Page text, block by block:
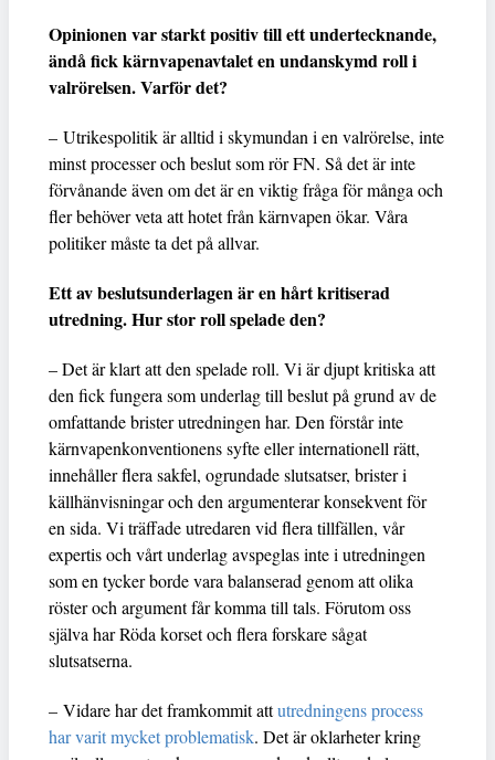
Opinionen var starkt positiv till ett undertecknande,
ändå fick kärnvapenavtalet en undanskymd roll i
valrörelsen. Varför det?
– Utrikespolitik är alltid i skymundan i en valrörelse, inte
minst processer och beslut som rör FN. Så det är inte
förvånande även om det är en viktig fråga för många och
fler behöver veta att hotet från kärnvapen ökar. Våra
politiker måste ta det på allvar.
Ett av beslutsunderlagen är en hårt kritiserad
utredning. Hur stor roll spelade den?
– Det är klart att den spelade roll. Vi är djupt kritiska att
den fick fungera som underlag till beslut på grund av de
omfattande brister utredningen har. Den förstår inte
kärnvapenkonventionens syfte eller internationell rätt,
innehåller flera sakfel, ogrundade slutsatser, brister i
källhänvisningar och den argumenterar konsekvent för
en sida. Vi träffade utredaren vid flera tillfällen, vår
expertis och vårt underlag avspeglas inte i utredningen
som en tycker borde vara balanserad genom att olika
röster och argument får komma till tals. Förutom oss
själva har Röda korset och flera forskare sågat
slutsatserna.
– Vidare har det framkommit attutredningens process
har varit mycket problematisk. Det är oklarheter kring